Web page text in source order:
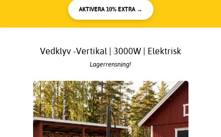
AKTIVERA 10% EXTRA →
Vedklyv -Vertikal | 3000W | Elektrisk
Lagerrensning!